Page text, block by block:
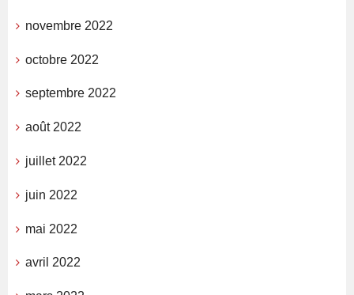
novembre 2022
octobre 2022
septembre 2022
août 2022
juillet 2022
juin 2022
mai 2022
avril 2022